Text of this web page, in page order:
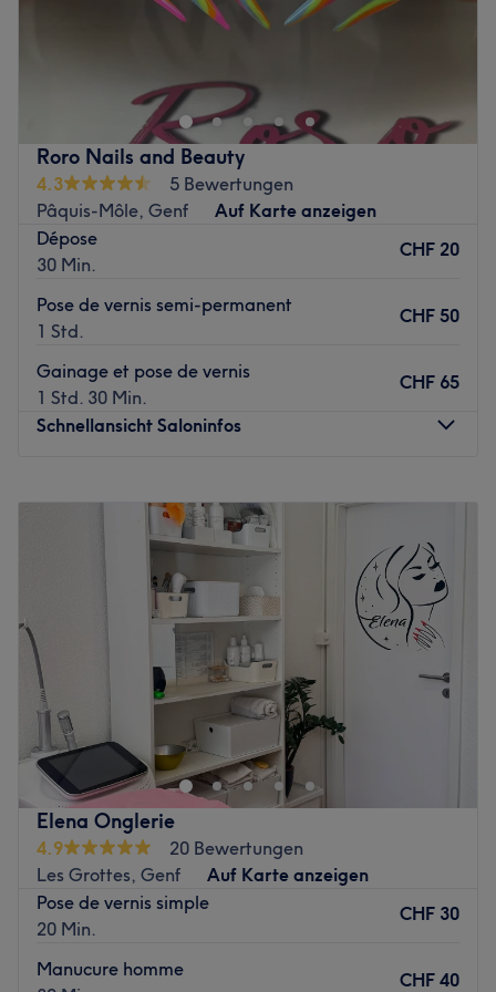
✨ Ton salon de beauté mixte à Genève
Zurück zur Salonansicht
Roro Nails and Beauty
4.3
5 Bewertungen
Pâquis-Môle, Genf
Auf Karte anzeigen
Dépose
30 Min.
CHF 20
Pose de vernis semi-permanent
1 Std.
CHF 50
Gainage et pose de vernis
1 Std. 30 Min.
CHF 65
Schnellansicht Saloninfos
10:00
22:00
10:00 –22:00
Freitag
10:00– 22:00
11:00–21:00
Geschlossen
.
Zurück zur Salonansicht
Elena Onglerie
4.9
20 Bewertungen
Les Grottes, Genf
Auf Karte anzeigen
Pose de vernis simple
20 Min.
CHF 30
Manucure homme
CHF 40